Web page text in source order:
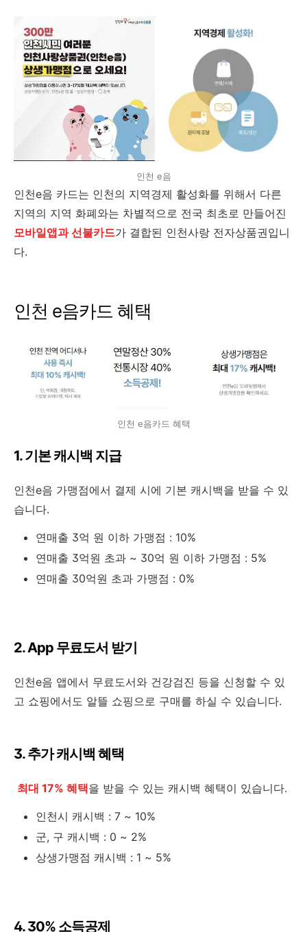
인천 e음
인천e음 카드는 인천의 지역경제 활성화를 위해서 다른
지역의 지역 화폐와는 차별적으로 전국 최초로 만들어진
모바일앱과 선불카드가 결합된 인천사랑 전자상품권입니
다.
인천 e음카드 혜택
인천 e음카드 혜택
1. 기본 캐시백 지급
인천e음 가맹점에서 결제 시에 기본 캐시백을 받을 수 있
습니다.
연매출 3억 원 이하 가맹점 : 10%
연매출 3억원 초과 ~ 30억 원 이하 가맹점 : 5%
연매출 30억원 초과 가맹점 : 0%
2. App 무료도서 받기
인천e음 앱에서 무료도서와 건강검진 등을 신청할 수 있
고 쇼핑에서도 알뜰 쇼핑으로 구매를 하실 수 있습니다.
3. 추가 캐시백 혜택
최대 17% 혜택을 받을 수 있는 캐시백 혜택이 있습니다.
인천시 캐시백 : 7 ~ 10%
군, 구 캐시백 : 0 ~ 2%
상생가맹점 캐시백 : 1 ~ 5%
4. 30% 소득공제